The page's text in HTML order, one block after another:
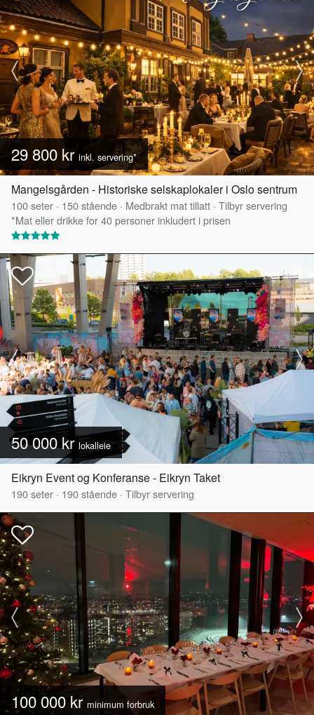
29 800 kr inkl. servering*
Mangelsgården - Historiske selskaplokaler i Oslo sentrum
100seter · 150stående · Medbrakt mat tillatt · Tilbyr servering
*Mat eller drikke for 40 personer inkludert i prisen
50 000 krlokalleie
Eikryn Event og Konferanse - Eikryn Taket
190seter · 190stående · Tilbyr servering
100 000 kr minimum forbruk